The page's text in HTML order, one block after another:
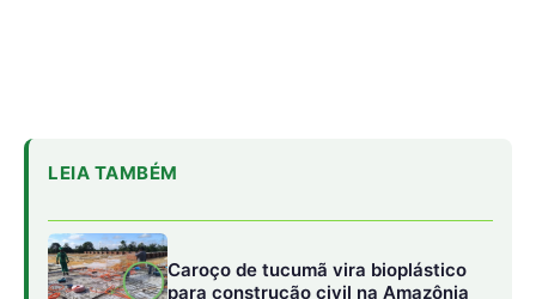
O poder da língua pegajosa